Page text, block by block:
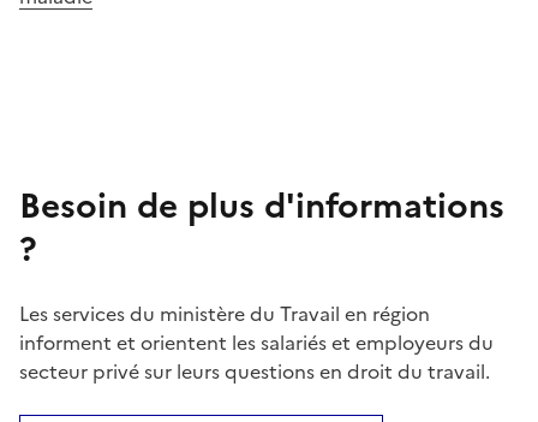
Besoin de plus d'informations
?
Les services du ministère du Travail en région
informent et orientent les salariés et employeurs du
secteur privé sur leurs questions en droit du travail.